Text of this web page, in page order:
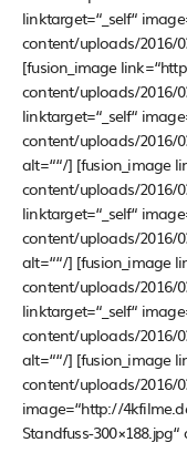
linktarget=“_self“
content/uploads/2016/
[fusion_image
content/uploads/2016/
linktarget=“_self“
content/uploads/2016/
alt=““/] [fusion_image
content/uploads/2016/
linktarget=“_self“
content/uploads/2016/
alt=““/] [fusion_image
content/uploads/2016/
linktarget=“_self“
content/uploads/2016/
alt=““/] [fusion_image
content/uploads/2016/
image=“http://
Standfuss-